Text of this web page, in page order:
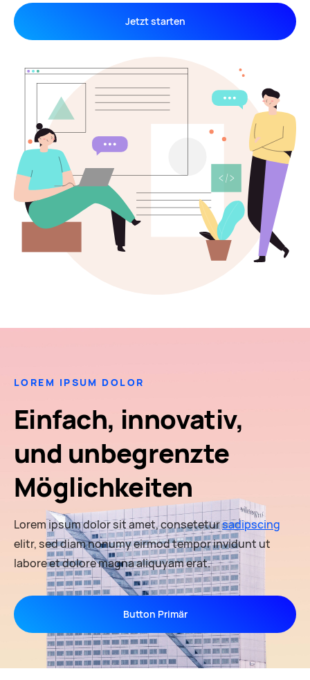
Jetzt starten
LOREM IPSUM DOLOR
Einfach, innovativ,
und unbegrenzte
Möglichkeiten
Lorem ipsum dolor sit amet, consetetursadipscing
elitr, sed diam nonumy eirmod tempor invidunt ut
labore et dolore magna aliquyam erat.
Button Primär